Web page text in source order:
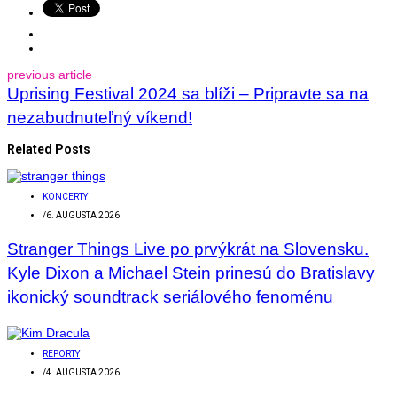
previous article
Uprising Festival 2024 sa blíži – Pripravte sa na
nezabudnuteľný víkend!
Related Posts
KONCERTY
/6. AUGUSTA 2026
Stranger Things Live po prvýkrát na Slovensku.
Kyle Dixon a Michael Stein prinesú do Bratislavy
ikonický soundtrack seriálového fenoménu
REPORTY
/4. AUGUSTA 2026